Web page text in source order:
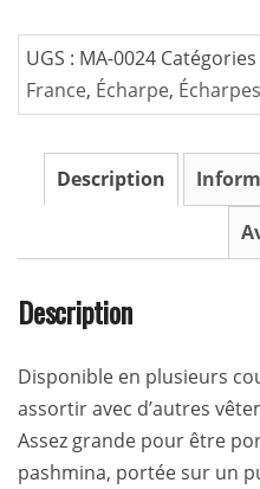
Châle
Etole
Cachemire
Hiver
Grande
Longues
UGS : MA-0024 Catégories
France, Écharpe,
Description
Description
Disponible en plusieurs
assortir avec d’autres
Assez grande pour être
pashmina, portée sur un